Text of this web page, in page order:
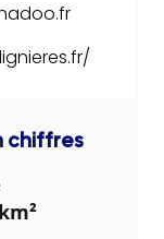
chiffres